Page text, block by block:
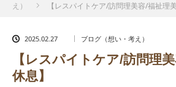
え）
【レスパイトケア/訪問理美容/福祉理
2025.02.27 ブログ（想い・考え）
【レスパイトケア/訪問理
休息】